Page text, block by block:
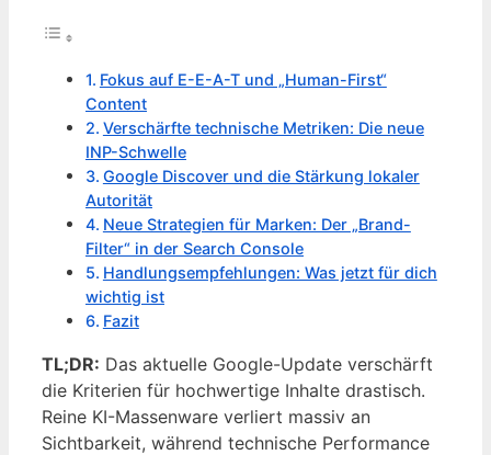
Fokus auf E-E-A-T und „Human-First“
Content
Verschärfte technische Metriken: Die neue
INP-Schwelle
Google Discover und die Stärkung lokaler
Autorität
Neue Strategien für Marken: Der „Brand-
Filter“ in der Search Console
Handlungsempfehlungen: Was jetzt für dich
wichtig ist
Fazit
TL;DR: Das aktuelle Google-Update verschärft
die Kriterien für hochwertige Inhalte drastisch.
Reine KI-Massenware verliert massiv an
Sichtbarkeit, während technische Performance